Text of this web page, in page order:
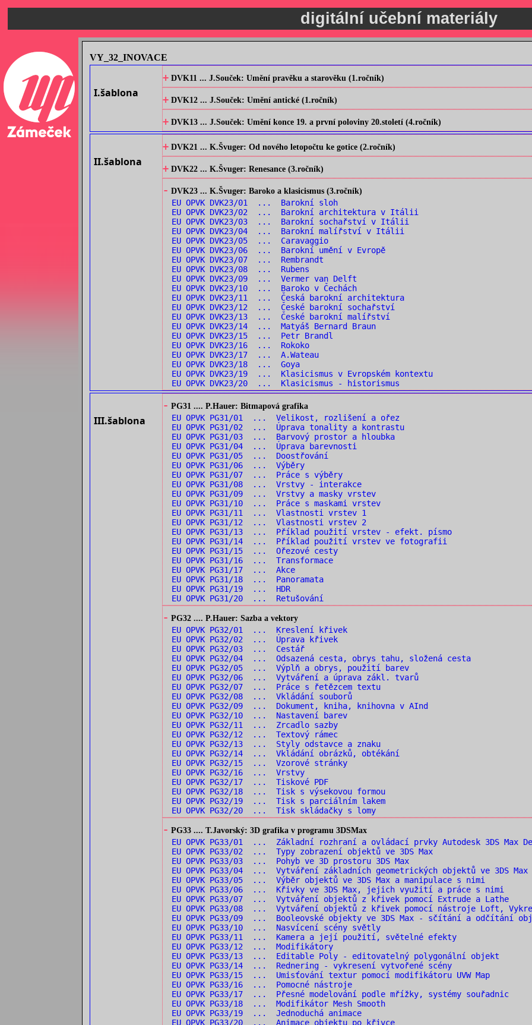
digitální učební materiály
VY_32_INOVACE
I.šablona
+ DVK11 ... J.Souček: Umění pravěku a starověku (1.ročník)
+ DVK12 ... J.Souček: Umění antické (1.ročník)
+ DVK13 ... J.Souček: Umění konce 19. a první poloviny 20.století (4.ročník)
II.šablona
+ DVK21 ... K.Švuger: Od nového letopočtu ke gotice (2.ročník)
+ DVK22 ... K.Švuger: Renesance (3.ročník)
- DVK23 ... K.Švuger: Baroko a klasicismus (3.ročník)
EU OPVK DVK23/01 ... Barokní sloh
EU OPVK DVK23/02 ... Barokní architektura v Itálii
EU OPVK DVK23/03 ... Barokní sochařství v Itálii
EU OPVK DVK23/04 ... Barokní malířství v Itálii
EU OPVK DVK23/05 ... Caravaggio
EU OPVK DVK23/06 ... Barokní umění v Evropě
EU OPVK DVK23/07 ... Rembrandt
EU OPVK DVK23/08 ... Rubens
EU OPVK DVK23/09 ... Vermer van Delft
EU OPVK DVK23/10 ... Baroko v Čechách
EU OPVK DVK23/11 ... Česká barokní architektura
EU OPVK DVK23/12 ... České barokní sochařství
EU OPVK DVK23/13 ... České barokní malířství
EU OPVK DVK23/14 ... Matyáš Bernard Braun
EU OPVK DVK23/15 ... Petr Brandl
EU OPVK DVK23/16 ... Rokoko
EU OPVK DVK23/17 ... A.Wateau
EU OPVK DVK23/18 ... Goya
EU OPVK DVK23/19 ... Klasicismus v Evropském kontextu
EU OPVK DVK23/20 ... Klasicismus - historismus
III.šablona
- PG31 .... P.Hauer: Bitmapová grafika
EU OPVK PG31/01 ... Velikost, rozlišení a ořez
EU OPVK PG31/02 ... Úprava tonality a kontrastu
EU OPVK PG31/03 ... Barvový prostor a hloubka
EU OPVK PG31/04 ... Úprava barevnosti
EU OPVK PG31/05 ... Doostřování
EU OPVK PG31/06 ... Výběry
EU OPVK PG31/07 ... Práce s výběry
EU OPVK PG31/08 ... Vrstvy - interakce
EU OPVK PG31/09 ... Vrstvy a masky vrstev
EU OPVK PG31/10 ... Práce s maskami vrstev
EU OPVK PG31/11 ... Vlastnosti vrstev 1
EU OPVK PG31/12 ... Vlastnosti vrstev 2
EU OPVK PG31/13 ... Příklad použití vrstev - efekt. písmo
EU OPVK PG31/14 ... Příklad použití vrstev ve fotografii
EU OPVK PG31/15 ... Ořezové cesty
EU OPVK PG31/16 ... Transformace
EU OPVK PG31/17 ... Akce
EU OPVK PG31/18 ... Panoramata
EU OPVK PG31/19 ... HDR
EU OPVK PG31/20 ... Retušování
- PG32 .... P.Hauer: Sazba a vektory
EU OPVK PG32/01 ... Kreslení křivek
EU OPVK PG32/02 ... Úprava křivek
EU OPVK PG32/03 ... Cestář
EU OPVK PG32/04 ... Odsazená cesta, obrys tahu, složená cesta
EU OPVK PG32/05 ... Výplň a obrys, použití barev
EU OPVK PG32/06 ... Vytváření a úprava zákl. tvarů
EU OPVK PG32/07 ... Práce s řetězcem textu
EU OPVK PG32/08 ... Vkládání souborů
EU OPVK PG32/09 ... Dokument, kniha, knihovna v AInd
EU OPVK PG32/10 ... Nastavení barev
EU OPVK PG32/11 ... Zrcadlo sazby
EU OPVK PG32/12 ... Textový rámec
EU OPVK PG32/13 ... Styly odstavce a znaku
EU OPVK PG32/14 ... Vkládání obrázků, obtékání
EU OPVK PG32/15 ... Vzorové stránky
EU OPVK PG32/16 ... Vrstvy
EU OPVK PG32/17 ... Tiskové PDF
EU OPVK PG32/18 ... Tisk s výsekovou formou
EU OPVK PG32/19 ... Tisk s parciálním lakem
EU OPVK PG32/20 ... Tisk skládačky s lomy
- PG33 .... T.Javorský: 3D grafika v programu 3DSMax
EU OPVK PG33/01 ... Základní rozhraní a ovládací prvky Autodesk 3DS Max
EU OPVK PG33/02 ... Typy zobrazení objektů ve 3DS Max
EU OPVK PG33/03 ... Pohyb ve 3D prostoru 3DS Max
EU OPVK PG33/04 ... Vytváření základních geometrických objektů ve 3DS
EU OPVK PG33/05 ... Výběr objektů ve 3DS Max a manipulace s nimi
EU OPVK PG33/06 ... Křivky ve 3DS Max, jejich využití a práce s nimi
EU OPVK PG33/07 ... Vytváření objektů z křivek pomocí Extrude a Lathe
EU OPVK PG33/08 ... Vytváření objektů z křivek pomocí nástroje Loft,
EU OPVK PG33/09 ... Booleovské objekty ve 3DS Max - sčítání a odčítání
EU OPVK PG33/10 ... Nasvícení scény světly
EU OPVK PG33/11 ... Kamera a její použití, světelné efekty
EU OPVK PG33/12 ... Modifikátory
EU OPVK PG33/13 ... Editable Poly - editovatelný polygonální objekt
EU OPVK PG33/14 ... Rednering - vykresení vytvořené scény
EU OPVK PG33/15 ... Umisťování textur pomocí modifikátoru UVW Map
EU OPVK PG33/16 ... Pomocné nástroje
EU OPVK PG33/17 ... Přesné modelování podle mřížky, systémy souřadnic
EU OPVK PG33/18 ... Modifikátor Mesh Smooth
EU OPVK PG33/19 ... Jednoduchá animace
EU OPVK PG33/20 ... Animace objektu po křivce